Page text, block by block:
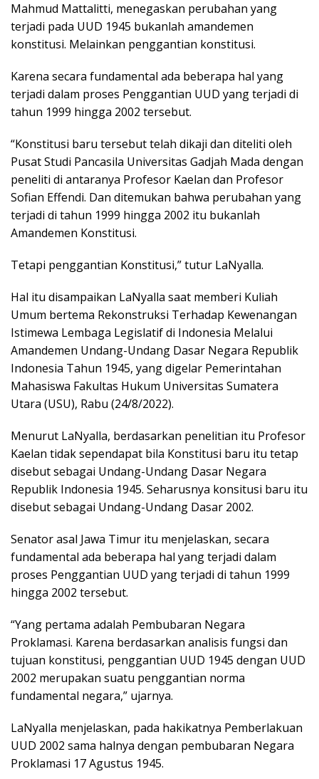
Mahmud Mattalitti, menegaskan perubahan yang
terjadi pada UUD 1945 bukanlah amandemen
konstitusi. Melainkan penggantian konstitusi.
Karena secara fundamental ada beberapa hal yang
terjadi dalam proses Penggantian UUD yang terjadi di
tahun 1999 hingga 2002 tersebut.
“Konstitusi baru tersebut telah dikaji dan diteliti oleh
Pusat Studi Pancasila Universitas Gadjah Mada dengan
peneliti di antaranya Profesor Kaelan dan Profesor
Sofian Effendi. Dan ditemukan bahwa perubahan yang
terjadi di tahun 1999 hingga 2002 itu bukanlah
Amandemen Konstitusi.
Tetapi penggantian Konstitusi,” tutur LaNyalla.
Hal itu disampaikan LaNyalla saat memberi Kuliah
Umum bertema Rekonstruksi Terhadap Kewenangan
Istimewa Lembaga Legislatif di Indonesia Melalui
Amandemen Undang-Undang Dasar Negara Republik
Indonesia Tahun 1945, yang digelar Pemerintahan
Mahasiswa Fakultas Hukum Universitas Sumatera
Utara (USU), Rabu (24/8/2022).
Menurut LaNyalla, berdasarkan penelitian itu Profesor
Kaelan tidak sependapat bila Konstitusi baru itu tetap
disebut sebagai Undang-Undang Dasar Negara
Republik Indonesia 1945. Seharusnya konsitusi baru itu
disebut sebagai Undang-Undang Dasar 2002.
Senator asal Jawa Timur itu menjelaskan, secara
fundamental ada beberapa hal yang terjadi dalam
proses Penggantian UUD yang terjadi di tahun 1999
hingga 2002 tersebut.
“Yang pertama adalah Pembubaran Negara
Proklamasi. Karena berdasarkan analisis fungsi dan
tujuan konstitusi, penggantian UUD 1945 dengan UUD
2002 merupakan suatu penggantian norma
fundamental negara,” ujarnya.
LaNyalla menjelaskan, pada hakikatnya Pemberlakuan
UUD 2002 sama halnya dengan pembubaran Negara
Proklamasi 17 Agustus 1945.